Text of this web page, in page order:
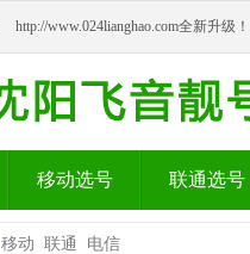
http://www.024lianghao.com全新升级！
移动选号 联通选号
移动 联通 电信